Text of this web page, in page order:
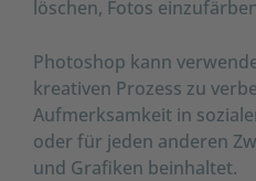
löschen, Fotos
Photoshop kann
kreativen Prozess zu
Aufmerksamkeit in
oder für jeden anderen
und Grafiken beinhaltet.